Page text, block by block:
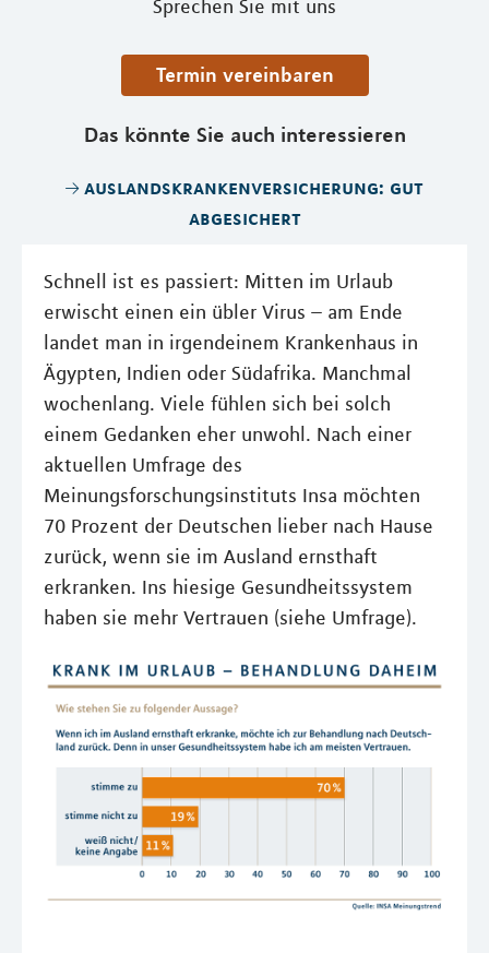
Sprechen Sie mit uns
Termin vereinbaren
Das könnte Sie auch interessieren
auslandskrankenversicherung: gut
abgesichert
Schnell ist es passiert: Mitten im Urlaub
erwischt einen ein übler Virus – am Ende
landet man in irgendeinem Krankenhaus in
Ägypten, Indien oder Südafrika. Manchmal
wochenlang. Viele fühlen sich bei solch
einem Gedanken eher unwohl. Nach einer
aktuellen Umfrage des
Meinungsforschungsinstituts Insa möchten
70 Prozent der Deutschen lieber nach Hause
zurück, wenn sie im Ausland ernsthaft
erkranken. Ins hiesige Gesundheitssystem
haben sie mehr Vertrauen (siehe Umfrage).